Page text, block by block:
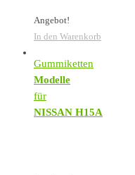
Angebot!
In den Warenkorb
Gummiketten
Modelle
für
NISSAN H15A